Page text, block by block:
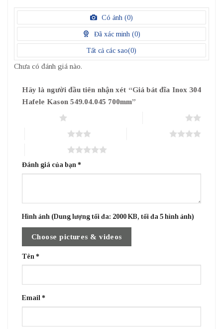
điểm
1
điểm
Có ảnh (0)
Đã xác minh (0)
Tất cả các sao(0)
Chưa có đánh giá nào.
Hãy là người đầu tiên nhận xét “Giá bát đĩa Inox 304
Hafele Kason 549.04.045 700mm”
Đánh giá của bạn *
Hình ảnh (Dung lượng tối đa: 2000 KB, tối đa 5 hình ảnh)
Choose pictures & videos
Tên *
Email *